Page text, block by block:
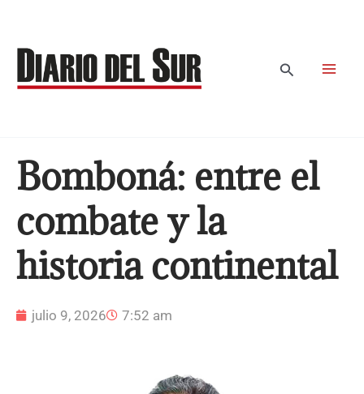
contenido
Buscar
Bomboná: entre el
combate y la
historia continental
julio 9, 2026 7:52 am